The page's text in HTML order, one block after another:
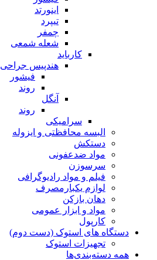
اینورتد
تیپرد
چمفر
شعله شمعی
کارباید
هندپیس جراحی
فیشور
روند
آنگل
روند
سرامیکی
البسه محافظتی و ایزوله
دستکش
مواد ضدعفونی
سرسوزن
فیلم و مواد رادیوگرافی
لوازم یکبارمصرف
دهان بازکن
مواد و ابزار عمومی
کارپول
دستگاه های استوک (دست دوم)
تجهیزات استوک
همه دسته‌بندی‌ها